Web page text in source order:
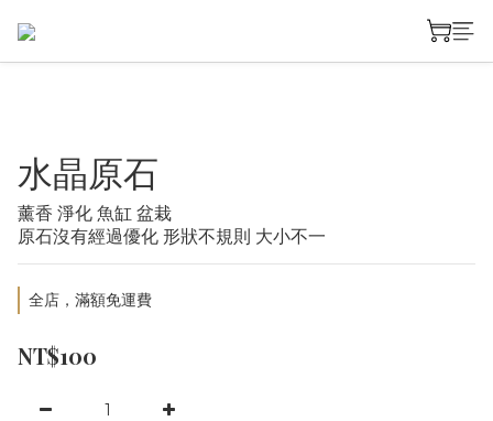
水晶原石
薰香 淨化 魚缸 盆栽
原石沒有經過優化 形狀不規則 大小不一
全店，滿額免運費
NT$100